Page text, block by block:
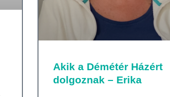
Akik a Démétér Házért
dolgoznak – Erika